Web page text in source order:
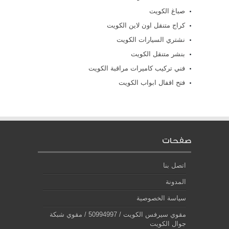
صباغ الكويت
كراج متنقل اون لاين الكويت
نشتري السيارات الكويت
بنشر متنقل الكويت
فني تركيب كاميرات مراقبة الكويت
فتح اقفال ابواب الكويت
صفحات
اتصل بنا
المدونة
سياسة الخصوصية
مقوي سيرفس الكويت / 50994997 / مقوي شبكة
جوال الكويت